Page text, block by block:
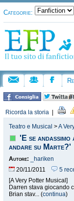
Categorie:
Ricorda la storia
Teatro e Musical >A
'E se
andare su Marte?'
Autore:
_hariken
20/11/2011
5
[A Very Potter Musical]
Darren stava giocando
Brian stav... (continua)